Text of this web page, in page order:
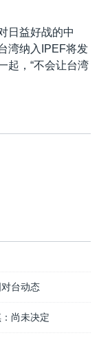
日益好战的中
湾纳入IPEF将发
起，“不会让台湾
台动态
尚未决定